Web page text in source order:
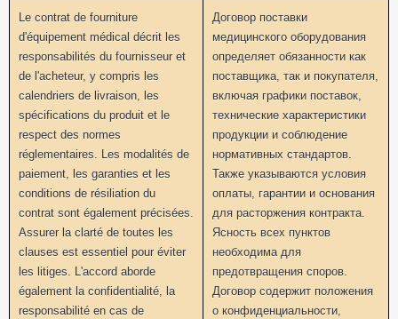
Le contrat de fourniture
d'équipement médical décrit les
responsabilités du fournisseur et
de l'acheteur, y compris les
calendriers de livraison, les
spécifications du produit et le
respect des normes
réglementaires. Les modalités de
paiement, les garanties et les
conditions de résiliation du
contrat sont également précisées.
Assurer la clarté de toutes les
clauses est essentiel pour éviter
les litiges. L'accord aborde
également la confidentialité, la
responsabilité en cas de
Договор поставки
медицинского оборудования
определяет обязанности как
поставщика, так и покупателя,
включая графики поставок,
технические характеристики
продукции и соблюдение
нормативных стандартов.
Также указываются условия
оплаты, гарантии и основания
для расторжения контракта.
Ясность всех пунктов
необходима для
предотвращения споров.
Договор содержит положения
о конфиденциальности,